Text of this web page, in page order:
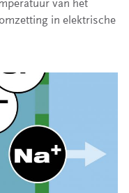
in elektrische